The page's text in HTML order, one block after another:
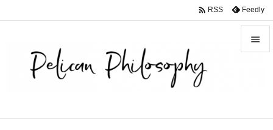

 RSS Feedly